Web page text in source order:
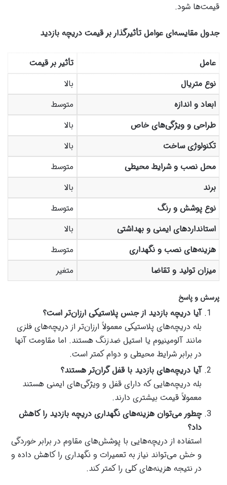
قیمت‌ها شود.
جدول مقایسه‌ای عوامل تأثیرگذار بر قیمت دریچه بازدید
عامل
تأثیر بر قیمت
نوع متریال
بالا
ابعاد و اندازه
متوسط
طراحی و ویژگی‌های خاص
بالا
تکنولوژی ساخت
بالا
محل نصب و شرایط محیطی
متوسط
برند
بالا
نوع پوشش و رنگ
متوسط
استانداردهای ایمنی و بهداشتی
بالا
هزینه‌های نصب و نگهداری
متوسط
میزان تولید و تقاضا
متغیر
پرسش و پاسخ
آیا دریچه بازدید از جنس پلاستیکی ارزان‌تر است؟
بله دریچه‌های پلاستیکی معمولاً ارزان‌تر از دریچه‌های فلزی
مانند آلومینیوم یا استیل ضدزنگ هستند. اما مقاومت آنها
در برابر شرایط محیطی و دوام کمتر است.
آیا دریچه‌های بازدید با قفل گران‌تر هستند؟
بله دریچه‌هایی که دارای قفل و ویژگی‌های ایمنی هستند
معمولاً قیمت بیشتری دارند.
چطور می‌توان هزینه‌های نگهداری دریچه بازدید را کاهش
داد؟
استفاده از دریچه‌هایی با پوشش‌های مقاوم در برابر خوردگی
و خش می‌تواند نیاز به تعمیرات و نگهداری را کاهش داده و
در نتیجه هزینه‌های کلی را کمتر کند.